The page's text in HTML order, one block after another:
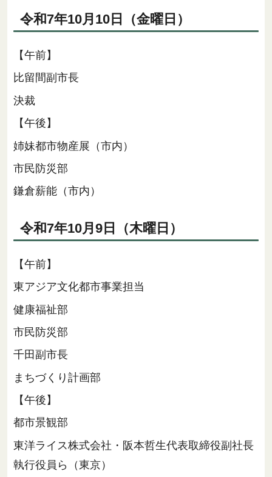
令和7年10月10日（金曜日）
【午前】
比留間副市長
決裁
【午後】
姉妹都市物産展（市内）
市民防災部
鎌倉薪能（市内）
令和7年10月9日（木曜日）
【午前】
東アジア文化都市事業担当
健康福祉部
市民防災部
千田副市長
まちづくり計画部
【午後】
都市景観部
東洋ライス株式会社・阪本哲生代表取締役副社長
執行役員ら（東京）